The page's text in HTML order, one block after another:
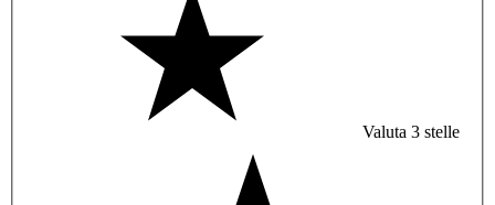
Valuta 3 stelle